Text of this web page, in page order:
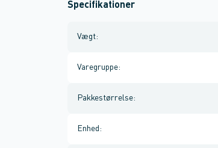
Specifikationer
Vægt:
Varegruppe:
Pakkestørrelse:
Enhed :